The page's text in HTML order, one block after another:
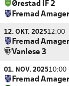
Ørestad IF 2
Fremad
12. OKT. 202512:00
Fremad
Vanløse 3
01. NOV. 202510:00
Fremad